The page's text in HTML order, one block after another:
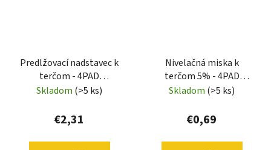
Predlžovací nadstavec k
terčom - 4PAD
(BEDESTAL) TOWER
Skladom (>5 ks)
€2,31
Nivelačná miska k
terčom 5% - 4PAD
(BEDESTAL) PLUS
Skladom (>5 ks)
€0,69